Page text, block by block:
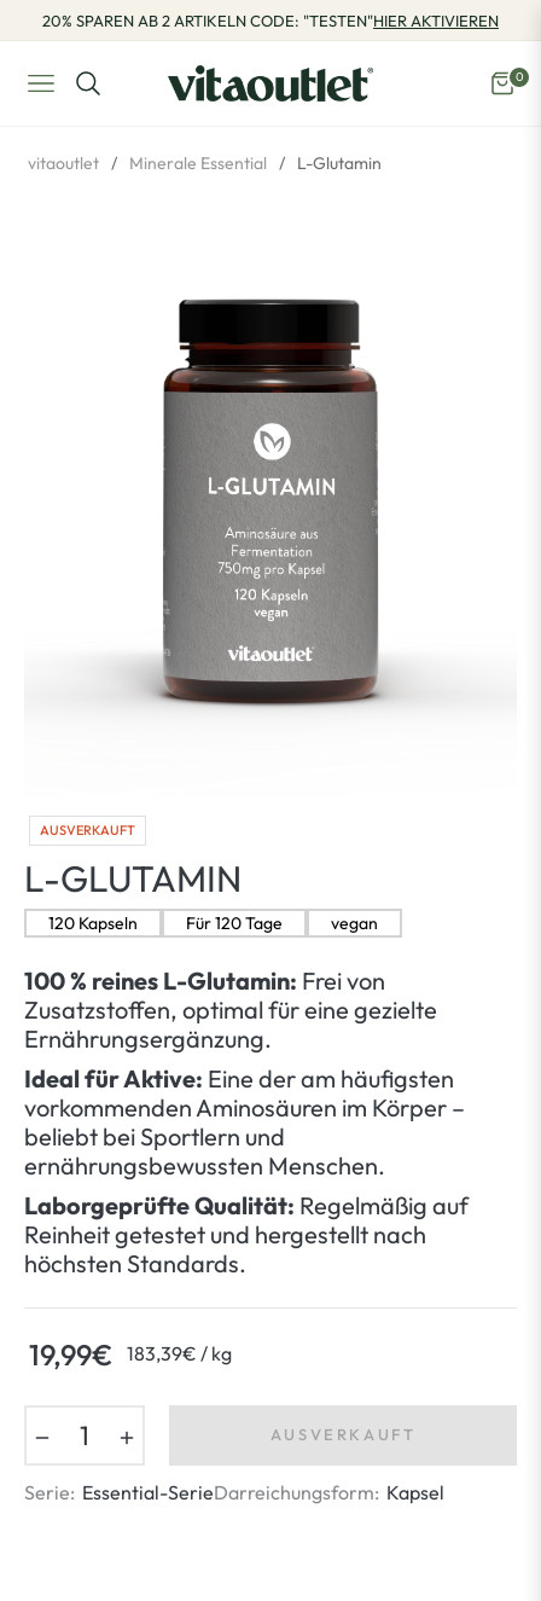
20% SPAREN AB 2 ARTIKELN CODE: "TESTEN"HIER AKTIVIEREN
Navigation
0
vitaoutlet / Minerale Essential / L-Glutamin
AUSVERKAUFT
L-GLUTAMIN
120 Kapseln Für 120 Tage vegan
100 % reines L-Glutamin: Frei von
Zusatzstoffen, optimal für eine gezielte
Ernährungsergänzung.
Ideal für Aktive: Eine der am häufigsten
vorkommenden Aminosäuren im Körper –
beliebt bei Sportlern und
ernährungsbewussten Menschen.
Laborgeprüfte Qualität: Regelmäßig auf
Reinheit getestet und hergestellt nach
höchsten Standards.
Normaler
19,99€ 183,39€ / per
kg
AUSVERKAUFT
Serie: Essential-SerieDarreichungsform: Kapsel